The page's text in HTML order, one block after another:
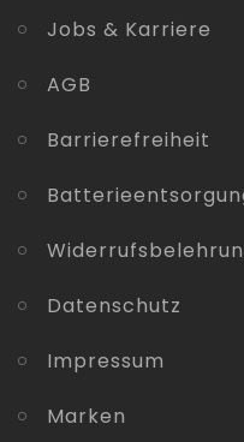
Jobs & Karriere
AGB
Barrierefreiheit
Datenschutz
Impressum
Marken